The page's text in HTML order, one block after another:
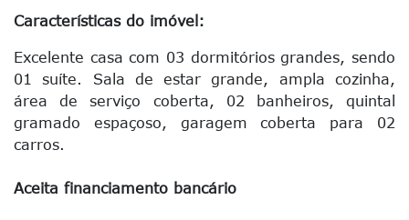
Características do imóvel:
Excelente casa com 03 dormitórios grandes, sendo
01 suíte. Sala de estar grande, ampla cozinha,
área de serviço coberta, 02 banheiros, quintal
gramado espaçoso, garagem coberta para 02
carros.
Aceita financiamento bancário